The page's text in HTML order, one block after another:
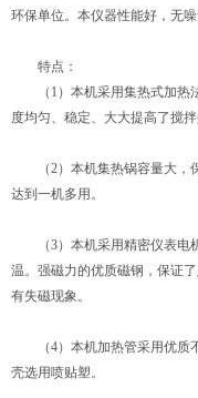
环保单位。本仪器性能好，无
特点：
（1）本机采用集热式加热
度均匀、稳定、大大提高了搅拌
（2）本机集热锅容量大，保
达到一机多用。
（3）本机采用精密仪表电
温。强磁力的优质磁钢，保证
有失磁现象。
（4）本机加热管采用优质
壳选用喷贴塑。